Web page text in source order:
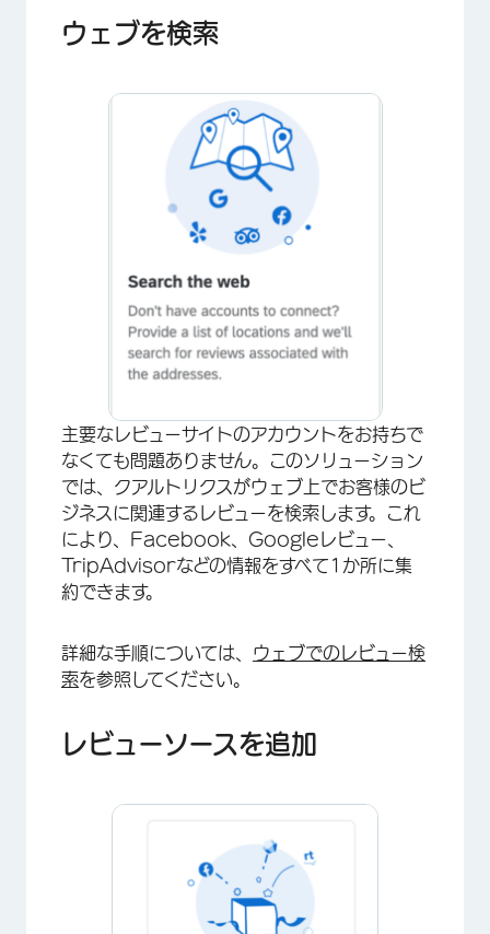
×
ウェブを検索
主要なレビューサイトのアカウントをお持ちで
なくても問題ありません。このソリューション
では、クアルトリクスがウェブ上でお客様のビ
ジネスに関連するレビューを検索します。これ
により、Facebook、Googleレビュー、
TripAdvisorなどの情報をすべて1か所に集
約できます。
詳細な手順については、 ウェブでのレビュー検
索を参照してください。
レビューソースを追加